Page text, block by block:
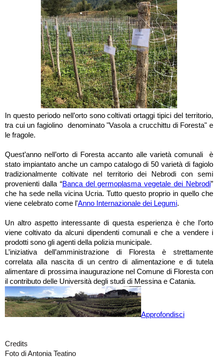
In questo periodo nell’orto sono coltivati ortaggi tipici del territorio,
tra cui un fagiolino denominato "Vasola a crucchittu di Foresta" e
le fragole.
Quest’anno nell’orto di Foresta accanto alle varietà comunali è
stato impiantato anche un campo catalogo di 50 varietà di fagiolo
tradizionalmente coltivate nel territorio dei Nebrodi con semi
provenienti dalla “Banca del germoplasma vegetale dei Nebrodi”
che ha sede nella vicina Ucria. Tutto questo proprio in quello che
viene celebrato come l'Anno Internazionale dei Legumi.
Un altro aspetto interessante di questa esperienza è che l’orto
viene coltivato da alcuni dipendenti comunali e che a vendere i
prodotti sono gli agenti della polizia municipale.
L’iniziativa dell’amministrazione di Floresta è strettamente
correlata alla nascita di un centro di alimentazione e di tutela
alimentare di prossima inaugurazione nel Comune di Floresta con
il contributo delle Università degli studi di Messina e Catania.
Approfondisci
Credits
Foto di Antonia Teatino